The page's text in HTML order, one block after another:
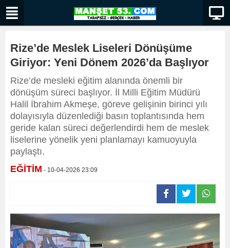
Rize’de Meslek Liseleri Dönüşüme
Giriyor: Yeni Dönem 2026’da Başlıyor
Rize’de mesleki eğitim alanında önemli bir
dönüşüm süreci başlıyor. İl Milli Eğitim Müdürü
Halil İbrahim Akmeşe, göreve gelişinin birinci yılı
dolayısıyla düzenlediği basın toplantısında hem
geride kalan süreci değerlendirdi hem de meslek
liselerine yönelik yeni planlamayı kamuoyuyla
paylaştı.
EĞİTİM - 10-04-2026 23:09